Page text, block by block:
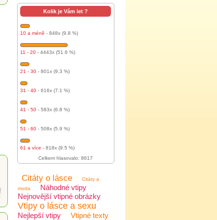
Kolik je Vám let ?
10 a méně - 848x (9.8 %)
11 - 20 - 4443x (51.6 %)
21 - 30 - 801x (9.3 %)
31 - 40 - 616x (7.1 %)
41 - 50 - 583x (6.8 %)
51 - 60 - 508x (5.9 %)
61 a více - 818x (9.5 %)
Celkem hlasovalo: 8617
Citáty o lásce
Citáty a
motta
Náhodné vtipy
Nejnovější vtipné obrázky
Vtipy o lásce a sexu
Nejlepší vtipy Vtipné texty